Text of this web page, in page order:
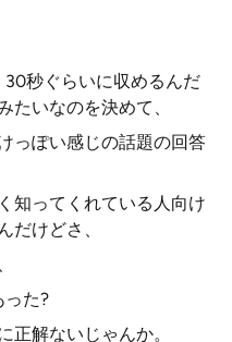
秒ぐらいに収めるんだ
たいなのを決めて、
っぽい感じの話題の回答
知ってくれている人向け
だけどさ、
った?
正解ないじゃんか。